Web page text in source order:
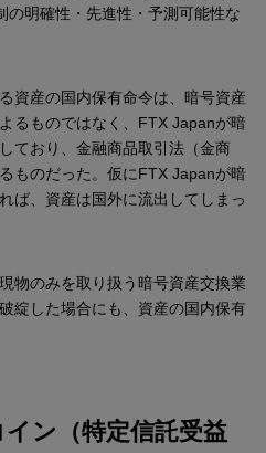
の明確性・先進性・予測可能性な
資産の国内保有命令は、暗号資産
るものではなく、FTX Japanが暗
ており、金融商品取引法（金商
ものだった。仮にFTX Japanが暗
ば、資産は国外に流出してしまっ
物のみを取り扱う暗号資産交換業
綻した場合にも、資産の国内保有
ン（特定信託受益